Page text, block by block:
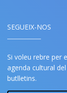
SEGUEIX-NOS
Si voleu rebre per
agenda cultural
butlletins.